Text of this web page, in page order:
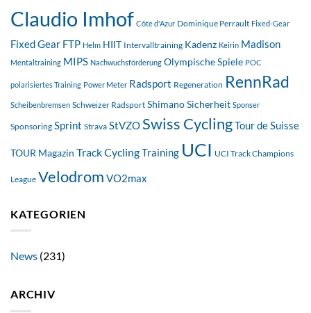
Claudio Imhof Côte d'Azur Dominique Perrault Fixed-Gear
Fixed Gear FTP Helm HIIT Intervalltraining Kadenz Keirin Madison
Mentaltraining MIPS Nachwuchsförderung Olympische Spiele POC
polarisiertes Training Power Meter Radsport Regeneration RennRad
Scheibenbremsen Schweizer Radsport ShimanoSicherheit Sponser
Sponsoring Sprint Strava StVZOSwiss CyclingTour de Suisse
TOUR Magazin Track CyclingTraining UCI UCI Track Champions
League Velodrom VO2max
KATEGORIEN
News (231)
ARCHIV